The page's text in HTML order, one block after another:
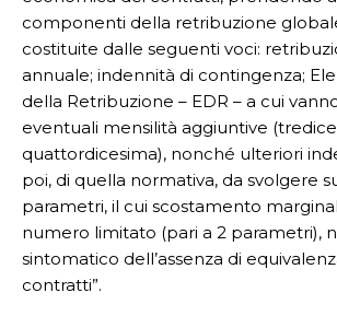
componenti della retribuzione
costituite dalle seguenti voci:
annuale; indennità di contingenza;
della Retribuzione – EDR – a cui
eventuali mensilità aggiuntive
quattordicesima), nonché ulteriori
poi, di quella normativa, da svolgere
parametri, il cui scostamento
numero limitato (pari a 2 parametri),
sintomatico dell’assenza di
contratti”.